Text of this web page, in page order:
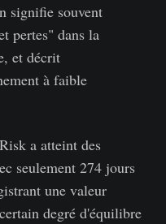
signifie souvent
pertes" dans la
et décrit
à faible
a atteint des
seulement 274 jours
une valeur
degré d'équilibre